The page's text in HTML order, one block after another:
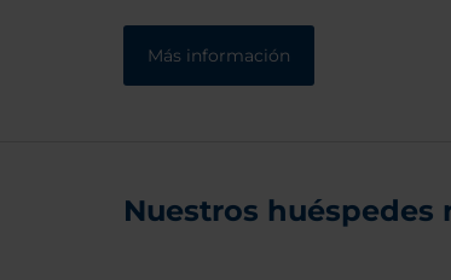
Más información
Nuestros huéspedes